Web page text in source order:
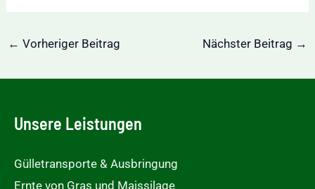
Post
← Vorheriger Beitrag Nächster Beitrag →
Unsere Leistungen
Gülletransporte & Ausbringung
Ernte von Gras und Maissilage